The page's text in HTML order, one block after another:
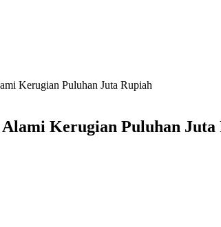
Kerugian Puluhan Juta Rupiah
Kerugian Puluhan Juta